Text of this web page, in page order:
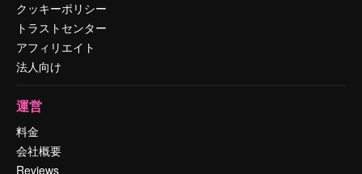
クッキーポリシー
トラストセンター
アフィリエイト
法人向け
運営
料金
会社概要
Reviews